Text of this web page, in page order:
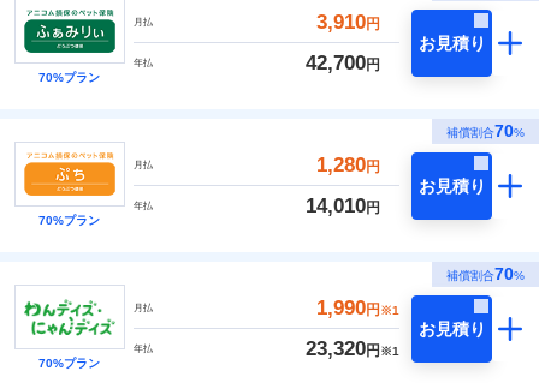
70%プラン
月払 3,910円
年払 42,700円
お見積り
補償割合70%
70%プラン
月払 1,280円
年払 14,010円
お見積り
補償割合70%
70%プラン
月払 1,990円 ※1
年払 23,320円 ※1
お見積り